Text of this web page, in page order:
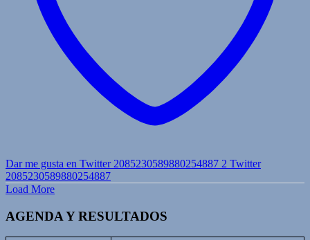
Dar me gusta en Twitter 2085230589880254887 2 Twitter
2085230589880254887
Load More
AGENDA Y RESULTADOS